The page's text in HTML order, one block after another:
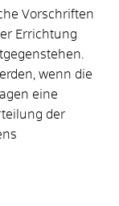
Vorschriften
Errichtung
wenn die
eine
der